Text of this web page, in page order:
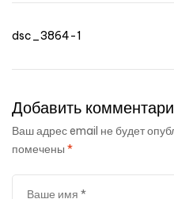
по
записям
dsc_3864-1
Добавить
Ваш адрес email не будет
помечены *